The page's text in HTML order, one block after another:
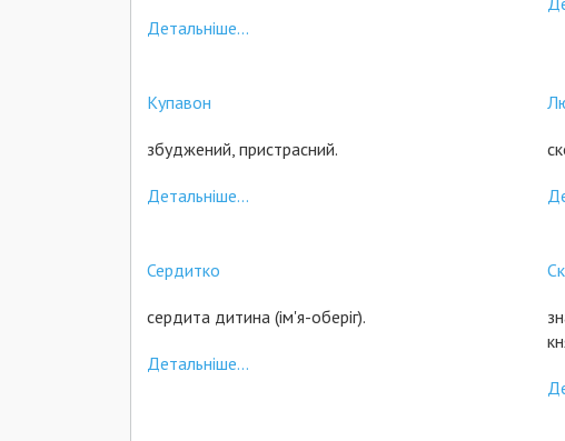
Детальніше...
Купавон
збуджений, пристрасний.
Детальніше...
Сердитко
сердита дитина (ім'я-оберіг).
Детальніше...